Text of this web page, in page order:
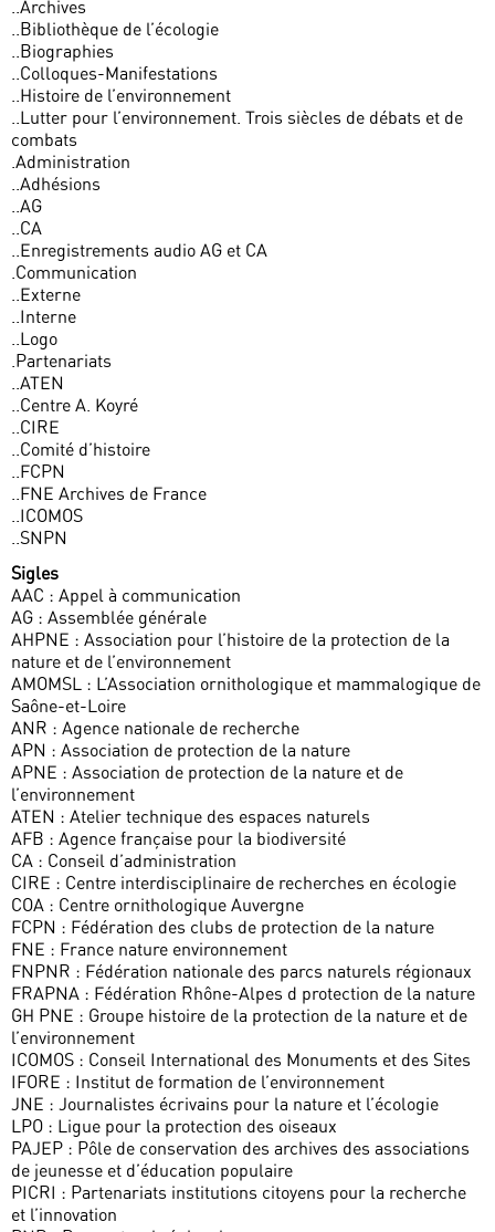
..Archives
..Bibliothèque de l’écologie
..Biographies
..Colloques-Manifestations
..Histoire de l’environnement
..Lutter pour l’environnement. Trois siècles de débats et de
combats
.Administration
..Adhésions
..AG
..CA
..Enregistrements audio AG et CA
.Communication
..Externe
..Interne
..Logo
.Partenariats
..ATEN
..Centre A. Koyré
..CIRE
..Comité d’histoire
..FCPN
..FNE Archives de France
..ICOMOS
..SNPN
Sigles
AAC : Appel à communication
AG : Assemblée générale
AHPNE : Association pour l’histoire de la protection de la
nature et de l’environnement
AMOMSL : L’Association ornithologique et mammalogique de
Saône-et-Loire
ANR : Agence nationale de recherche
APN : Association de protection de la nature
APNE : Association de protection de la nature et de
l’environnement
ATEN : Atelier technique des espaces naturels
AFB : Agence française pour la biodiversité
CA : Conseil d’administration
CIRE : Centre interdisciplinaire de recherches en écologie
COA : Centre ornithologique Auvergne
FCPN : Fédération des clubs de protection de la nature
FNE : France nature environnement
FNPNR : Fédération nationale des parcs naturels régionaux
FRAPNA : Fédération Rhône-Alpes d protection de la nature
GH PNE : Groupe histoire de la protection de la nature et de
l’environnement
ICOMOS : Conseil International des Monuments et des Sites
IFORE : Institut de formation de l’environnement
JNE : Journalistes écrivains pour la nature et l’écologie
LPO : Ligue pour la protection des oiseaux
PAJEP : Pôle de conservation des archives des associations
de jeunesse et d’éducation populaire
PICRI : Partenariats institutions citoyens pour la recherche
et l’innovation